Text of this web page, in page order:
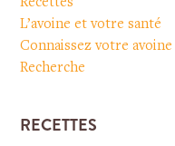
L’avoine et votre santé
Connaissez votre avoine
Recherche
RECETTES